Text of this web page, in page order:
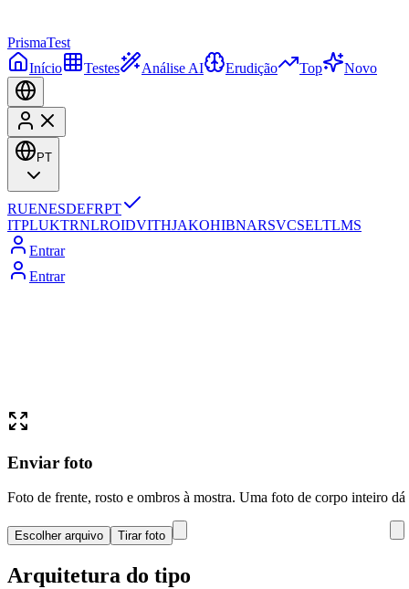
PrismaTest
Início
Testes Análise AI Erudição Top Novo
PT
RUENESDEFRPT
ITPLUKTRNLROIDVITHJAKOHIBNARSVCSELTLMS
Entrar
Entrar
Enviar foto
Foto de frente, rosto e ombros à mostra. Uma foto de corpo inteiro
Escolher arquivo Tirar foto
Arquitetura do tipo